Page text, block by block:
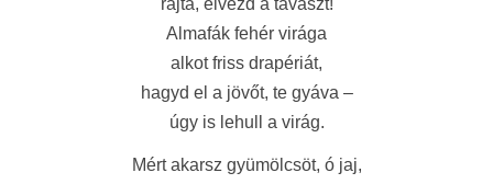
rajta, élvezd a tavaszt!
Almafák fehér virága
alkot friss drapériát,
hagyd el a jövőt, te gyáva –
úgy is lehull a virág.
Mért akarsz gyümölcsöt, ó jaj,